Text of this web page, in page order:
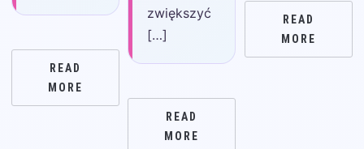
READ
MORE
zwiększyć
[…]
READ
MORE
READ
MORE